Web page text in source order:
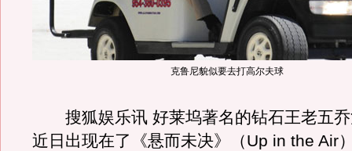
克鲁尼貌似要去打高尔夫球
搜狐娱乐讯 好莱坞著名的钻石王老五乔
近日出现在了《悬而未决》（Up in the Air